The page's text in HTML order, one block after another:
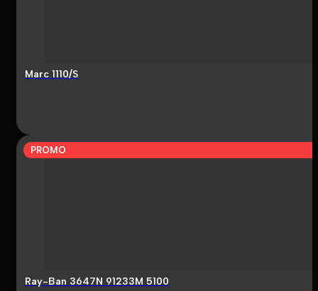
Marc 1110/S
PROMO
Ray-Ban 3647N 91233M 5100